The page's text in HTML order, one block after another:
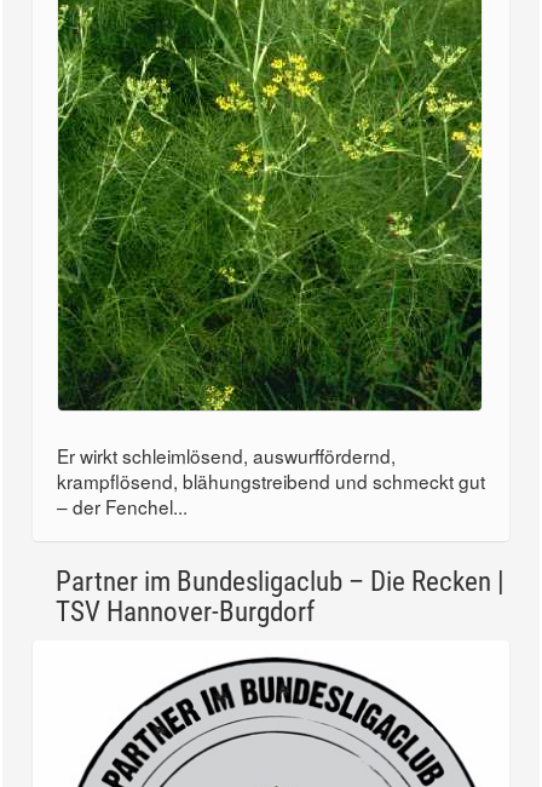
Er wirkt schleimlösend, auswurffördernd,
krampflösend, blähungstreibend und schmeckt gut
– der Fenchel...
Partner im Bundesligaclub – Die Recken |
TSV Hannover-Burgdorf